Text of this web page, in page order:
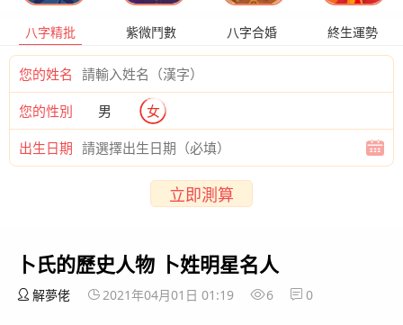
八字精批 紫微鬥數 八字合婚 終生運勢
您的姓名
您的性別 男 女
出生日期
立即測算
卜氏的歷史人物 卜姓明星名人
解夢佬 2021年04月01日 01:19 6 0